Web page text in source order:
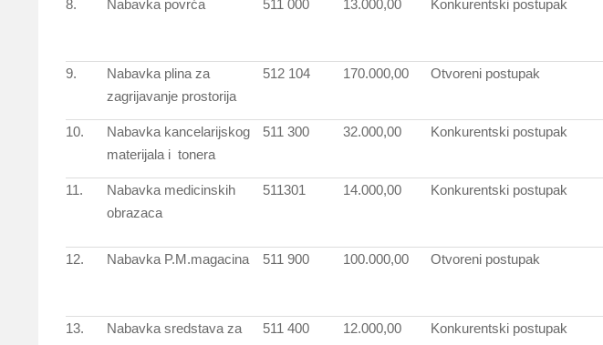
8. Nabavka povrća 511 000 13.000,00 Konkurentski postupak
9.
Nabavka plina za
zagrijavanje prostorija
512 104 170.000,00 Otvoreni postupak
10.
Nabavka kancelarijskog
materijala i tonera
511 300 32.000,00 Konkurentski postupak
11.
Nabavka medicinskih
obrazaca
511301 14.000,00 Konkurentski postupak
12. Nabavka P.M.magacina 511 900 100.000,00 Otvoreni postupak
13.
Nabavka sredstava za
511 400 12.000,00 Konkurentski postupak